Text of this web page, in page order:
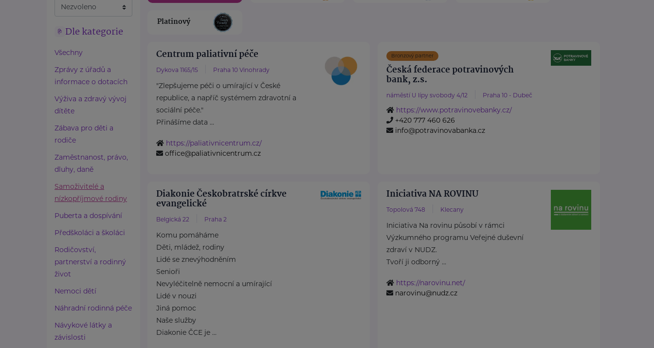
Dle kategorie
Všechny
Zprávy z úřadů a
informace o dotacích
Výživa a zdravý vývoj
dítěte
Zábava pro děti a
rodiče
Zaměstnanost, právo,
dluhy, daně
Samoživitelé a
nízkopříjmové rodiny
Puberta a dospívání
Předškoláci a školáci
Rodičovství,
partnerství a rodinný
život
Nemoci dětí
Náhradní rodinná péče
Návykové látky a
závislosti
Platinový
Centrum paliativní péče
Dykova 1165/15 Praha 10 Vinohrady
"Zlepšujeme péči o umírající v České
republice, a napříč systémem zdravotní a
sociální péče."
Přinášíme data ...
https://paliativnicentrum.cz/
office@paliativnicentrum.cz
Bronzový partner
Česká federace potravinových
bank, z.s.
náměstí U lípy svobody 4/12 Praha 10 - Dubeč
https://www.potravinovebanky.cz/
+420 777 460 626
info@potravinovabanka.cz
Diakonie Českobratrské církve
evangelické
Belgická 22 Praha 2
Komu pomáháme
Děti, mládež, rodiny
Lidé se znevýhodněním
Senioři
Nevyléčitelně nemocní a umírající
Lidé v nouzi
Jiná pomoc
Naše služby
Diakonie ČCE je ...
Iniciativa NA ROVINU
Topolová 748 Klecany
Iniciativa Na rovinu působí v rámci
Výzkumného programu Veřejné duševní
zdraví v NUDZ.
Tvoří ji odborný ...
https://narovinu.net/
narovinu@nudz.cz